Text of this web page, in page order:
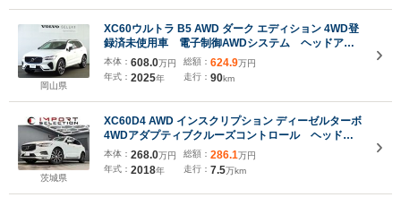
岡山県
XC60ウルトラ B5 AWD ダーク エディション 4WD登
録済未使用車 電子制御AWDシステム ヘッドアッ
プディスプレイ パーフォレーテッド/ファインナッ
パレザー 4ゾーンエアコンディショナー パワーチ
ャイルドロック FRシートヒーター
本体： 608.0万円
年式： 2025年
総額： 624.9万円
走行： 90km
茨城県
XC60D4 AWD インスクリプション ディーゼルターボ
4WDアダプティブクルーズコントロール ヘッドア
ップディスプレイ 360°カメラ Harman/kardon
レザーシート マッサージ機能 フルセグTV パワ
ーバックドア シートエアコン
本体： 268.0万円
年式： 2018年
総額： 286.1万円
走行： 7.5万km